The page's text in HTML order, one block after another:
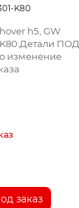
K80
h5, GW
ПОД
изменение
заказ